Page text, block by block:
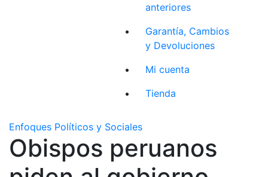
anteriores
Garantía, Cambios
y Devoluciones
Mi cuenta
Tienda
Enfoques Políticos y Sociales
Obispos peruanos